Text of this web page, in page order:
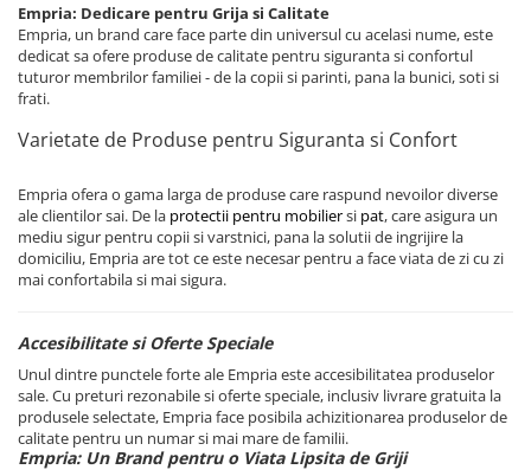
Empria: Dedicare pentru Grija si Calitate
Empria, un brand care face parte din universul cu acelasi nume, este
dedicat sa ofere produse de calitate pentru siguranta si confortul
tuturor membrilor familiei - de la copii si parinti, pana la bunici, soti si
frati.
Varietate de Produse pentru Siguranta si Confort
Empria ofera o gama larga de produse care raspund nevoilor diverse
ale clientilor sai. De la protectii pentru mobiliersi pat, care asigura un
mediu sigur pentru copii si varstnici, pana la solutii de ingrijire la
domiciliu, Empria are tot ce este necesar pentru a face viata de zi cu zi
mai confortabila si mai sigura.
Accesibilitate si Oferte Speciale
Unul dintre punctele forte ale Empria este accesibilitatea produselor
sale. Cu preturi rezonabile si oferte speciale, inclusiv livrare gratuita la
produsele selectate, Empria face posibila achizitionarea produselor de
calitate pentru un numar si mai mare de familii.
Empria: Un Brand pentru o Viata Lipsita de Griji